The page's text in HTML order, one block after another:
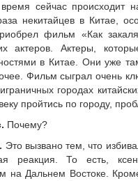
сейчас происходит
некитайцев в Китае,
фильм «Как
актеров. Актеры,
в Китае. Они уже
Фильм сыграл очень
городах
пройтись по городу,
Почему?
Это вызвано тем, что
реакция. То есть,
на Дальнем Востоке.